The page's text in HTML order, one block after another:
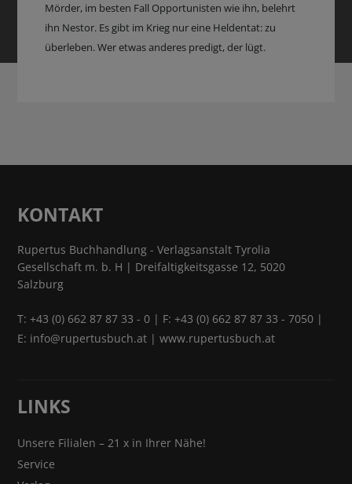
Mörder, im besten Fall Opportunisten wie ihn, belehrt
ihn Nestor. Es gibt im Krieg nur eine Heldentat: zu
überleben. Wer etwas anderes predigt, der lügt.
KONTAKT
Rupertus Buchhandlung - Verlagsanstalt Tyrolia
Gesellschaft m. b. H | Dreifaltigkeitsgasse 12, 5020
Salzburg
T:+43 (0) 662 87 87 33 - 0 | F: +43 (0) 662 87 87 33 - 7050 |
E: info@rupertusbuch.at |www.rupertusbuch.at
LINKS
Unsere Filialen – 21 x in Ihrer Nähe!
Service